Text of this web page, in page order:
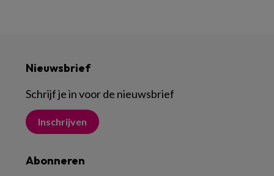
Nieuwsbrief
Schrijf je in voor de nieuwsbrief
Inschrijven
Abonneren